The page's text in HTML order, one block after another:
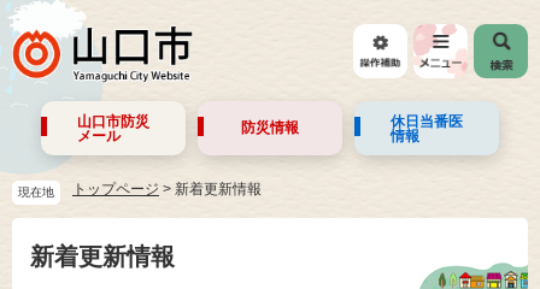
山口市防災
メール
防災情報
休日当番医
情報
現在地 トップページ > 新着更新情報
新着更新情報